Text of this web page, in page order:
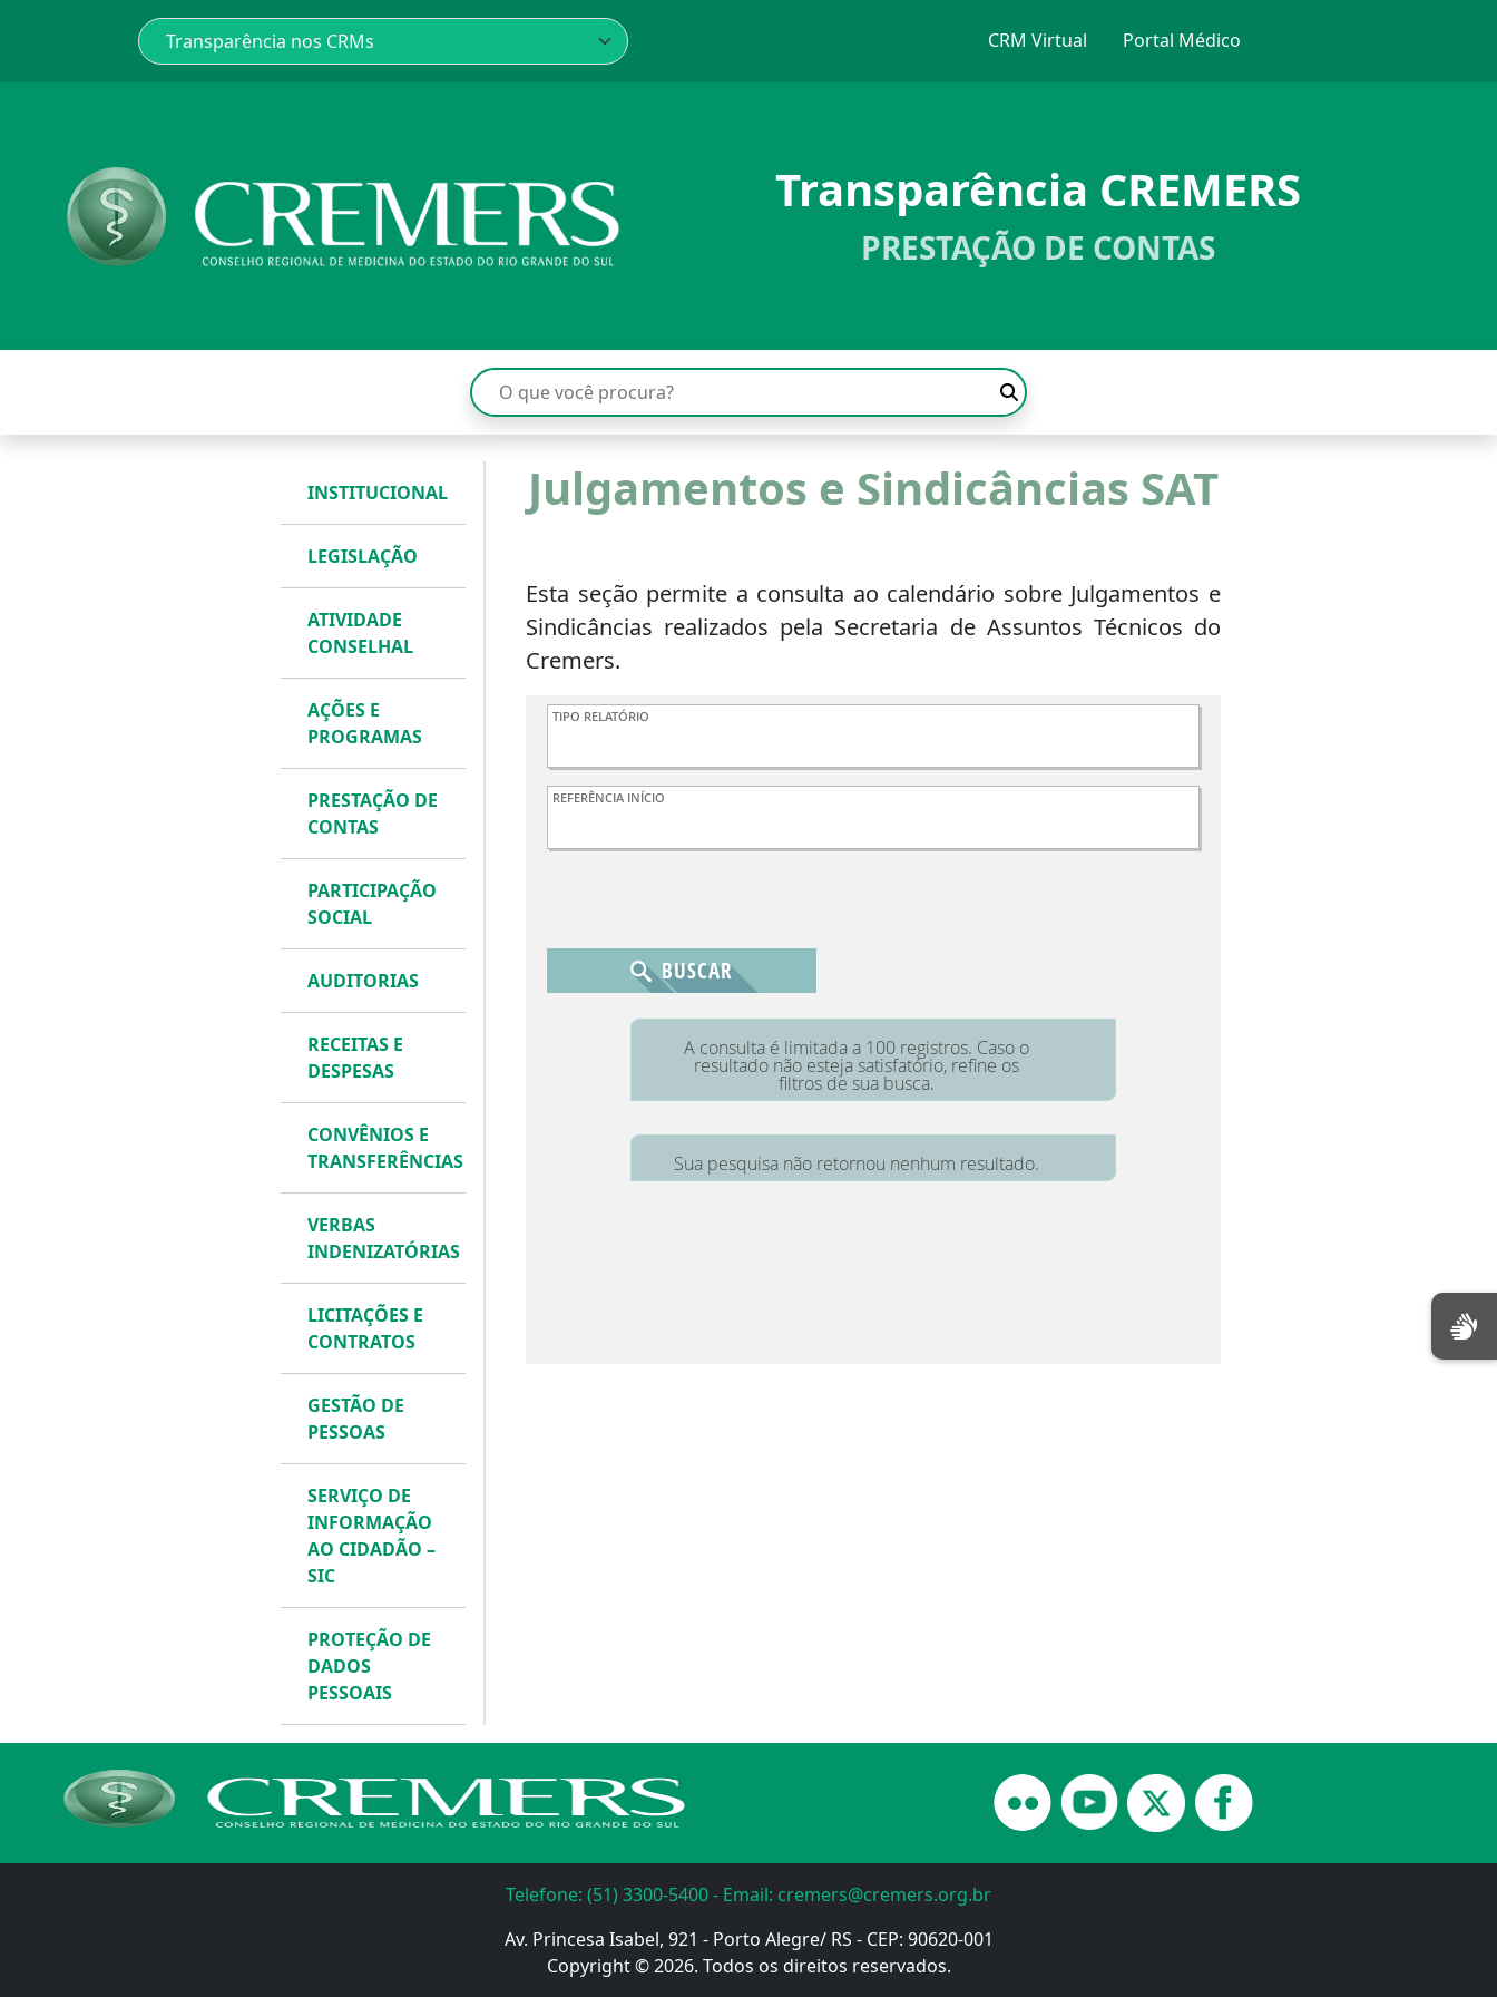
CRM Virtual Portal Médico
Transparência CREMERS
PRESTAÇÃO DE CONTAS
INSTITUCIONAL
LEGISLAÇÃO
ATIVIDADE
CONSELHAL
AÇÕES E
PROGRAMAS
PRESTAÇÃO DE
CONTAS
PARTICIPAÇÃO
SOCIAL
AUDITORIAS
RECEITAS E
DESPESAS
CONVÊNIOS E
TRANSFERÊNCIAS
VERBAS
INDENIZATÓRIAS
LICITAÇÕES E
CONTRATOS
GESTÃO DE
PESSOAS
SERVIÇO DE
INFORMAÇÃO
AO CIDADÃO –
SIC
PROTEÇÃO DE
DADOS
PESSOAIS
Julgamentos e Sindicâncias SAT
Esta seção permite a consulta ao calendário sobre Julgamentos e
Sindicâncias realizados pela Secretaria de Assuntos Técnicos do
Cremers.
Telefone: (51) 3300-5400 - Email: cremers@cremers.org.br
Av. Princesa Isabel, 921 - Porto Alegre/ RS - CEP: 90620-001
Copyright © 2026. Todos os direitos reservados.